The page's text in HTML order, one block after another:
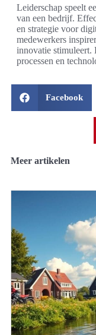
Leiderschap speelt
van een bedrijf.
en strategie voor
medewerkers
innovatie stimuleert.
processen en
Facebook
Meer artikelen